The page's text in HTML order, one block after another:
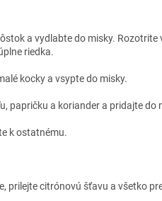
a vydlabte do misky.
riedka.
kocky a vsypte do misky.
papričku a koriander a pridajte do
k ostatnému.
prilejte citrónovú šťavu a všetko